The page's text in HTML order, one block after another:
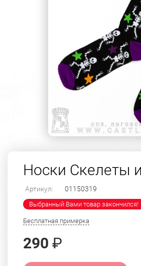
Носки Скелеты
Артикул: 01150319
Выбранный Вами товар закончился!
Бесплатная примерка
290 ₽